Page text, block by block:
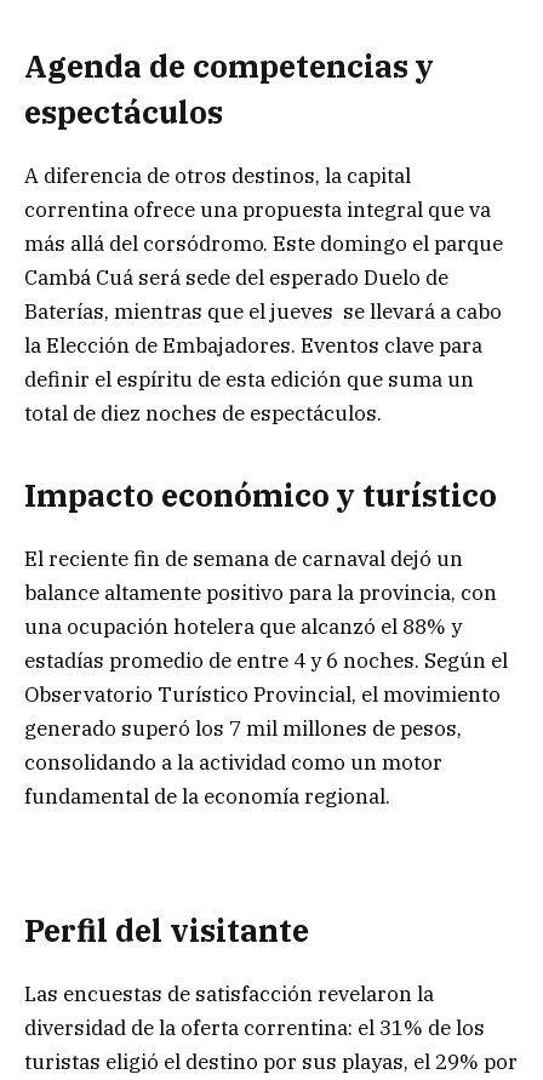
Agenda de competencias y
espectáculos
A diferencia de otros destinos, la capital
correntina ofrece una propuesta integral que va
más allá del corsódromo. Este domingo el parque
Cambá Cuá será sede del esperado Duelo de
Baterías, mientras que el jueves se llevará a cabo
la Elección de Embajadores. Eventos clave para
definir el espíritu de esta edición que suma un
total de diez noches de espectáculos.
Impacto económico y turístico
El reciente fin de semana de carnaval dejó un
balance altamente positivo para la provincia, con
una ocupación hotelera que alcanzó el 88% y
estadías promedio de entre 4 y 6 noches. Según el
Observatorio Turístico Provincial, el movimiento
generado superó los 7 mil millones de pesos,
consolidando a la actividad como un motor
fundamental de la economía regional.
Perfil del visitante
Las encuestas de satisfacción revelaron la
diversidad de la oferta correntina: el 31% de los
turistas eligió el destino por sus playas, el 29% por